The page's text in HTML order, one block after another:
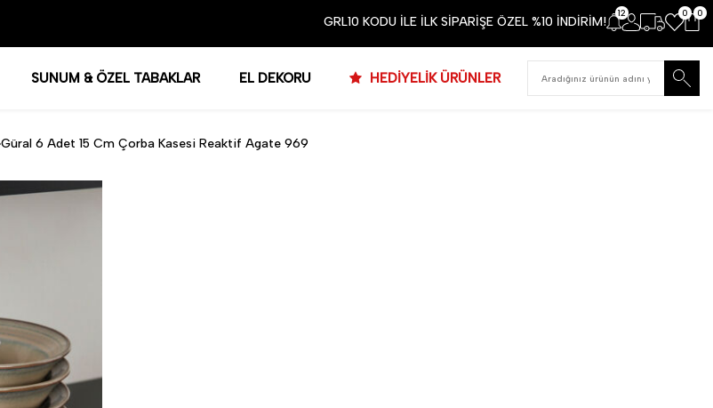
GRL10 KODU İLE İLK SİPARİŞE ÖZEL %10 İNDİRİM!
12 0 0
SUNUM & ÖZEL TABAKLAR EL DEKORU HEDİYELİK ÜRÜNLER
Güral 6 Adet 15 Cm Çorba Kasesi Reaktif Agate 969